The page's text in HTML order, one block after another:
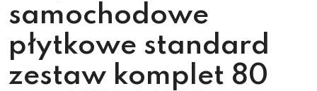
samochodowe
płytkowe standard
zestaw komplet 80